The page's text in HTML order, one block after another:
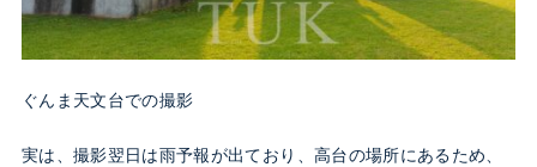
ぐんま天文台での撮影
実は、撮影翌日は雨予報が出ており、高台の場所にあるため、